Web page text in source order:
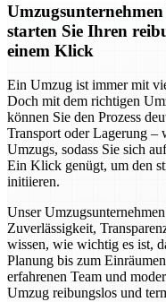
starten Sie Ihren
einem Klick
Ein Umzug ist immer mit
Doch mit dem richtigen
können Sie den Prozess
Transport oder Lagerung –
Umzugs, sodass Sie sich
Ein Klick genügt, um den
initiieren.
Unser
Zuverlässigkeit,
wissen, wie wichtig es ist,
Planung bis zum
erfahrenen Team und
Umzug reibungslos und